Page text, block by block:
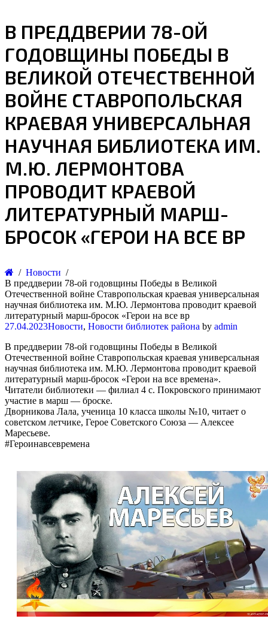
В ПРЕДДВЕРИИ 78-ОЙ
ГОДОВЩИНЫ ПОБЕДЫ В
ВЕЛИКОЙ ОТЕЧЕСТВЕННОЙ
ВОЙНЕ СТАВРОПОЛЬСКАЯ
КРАЕВАЯ УНИВЕРСАЛЬНАЯ
НАУЧНАЯ БИБЛИОТЕКА ИМ.
М.Ю. ЛЕРМОНТОВА
ПРОВОДИТ КРАЕВОЙ
ЛИТЕРАТУРНЫЙ МАРШ-
БРОСОК «ГЕРОИ НА ВСЕ ВР
Новости
В преддверии 78-ой годовщины Победы в Великой
Отечественной войне Ставропольская краевая универсальная
научная библиотека им. М.Ю. Лермонтова проводит краевой
литературный марш-бросок «Герои на все вр
27.04.2023Новости, Новости библиотек района by admin
В преддверии 78-ой годовщины Победы в Великой
Отечественной войне Ставропольская краевая универсальная
научная библиотека им. М.Ю. Лермонтова проводит краевой
литературный марш-бросок «Герои на все времена».
Читатели библиотеки — филиал 4 с. Покровского принимают
участие в марш — броске.
Дворникова Лала, ученица 10 класса школы №10, читает о
советском летчике, Герое Советского Союза — Алексее
Маресьеве.
#Героинавсевремена